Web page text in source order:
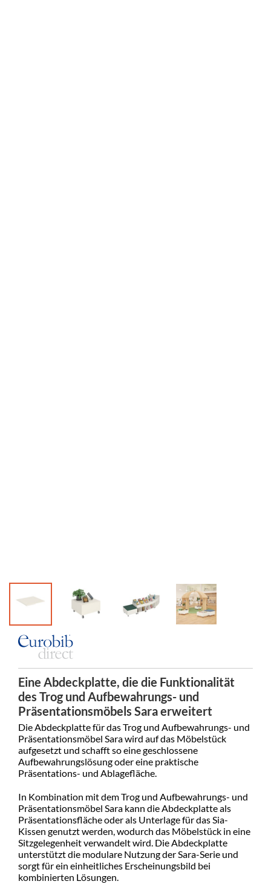
Eine Abdeckplatte, die die Funktionalität
des Trog und Aufbewahrungs- und
Präsentationsmöbels Sara erweitert
Die Abdeckplatte für das Trog und Aufbewahrungs- und
Präsentationsmöbel Sara wird auf das Möbelstück
aufgesetzt und schafft so eine geschlossene
Aufbewahrungslösung oder eine praktische
Präsentations- und Ablagefläche.
In Kombination mit dem Trog und Aufbewahrungs- und
Präsentationsmöbel Sara kann die Abdeckplatte als
Präsentationsfläche oder als Unterlage für das Sia-
Kissen genutzt werden, wodurch das Möbelstück in eine
Sitzgelegenheit verwandelt wird. Die Abdeckplatte
unterstützt die modulare Nutzung der Sara-Serie und
sorgt für ein einheitliches Erscheinungsbild bei
kombinierten Lösungen.